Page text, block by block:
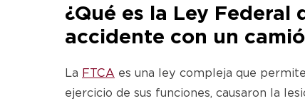
¿Qué es la Ley
accidente con un
La FTCA es una ley compleja que
ejercicio de sus funciones, causaron la